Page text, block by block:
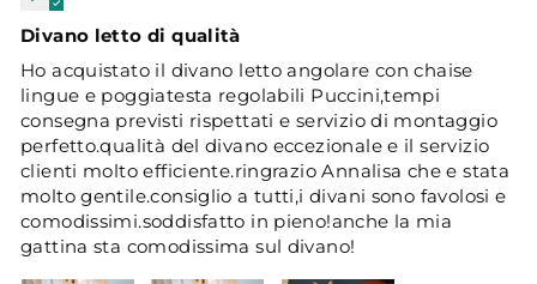
Divano letto di qualità
Ho acquistato il divano letto angolare con chaise
lingue e poggiatesta regolabili Puccini,tempi
consegna previsti rispettati e servizio di montaggio
perfetto.qualità del divano eccezionale e il servizio
clienti molto efficiente.ringrazio Annalisa che e stata
molto gentile.consiglio a tutti,i divani sono favolosi e
comodissimi.soddisfatto in pieno!anche la mia
gattina sta comodissima sul divano!